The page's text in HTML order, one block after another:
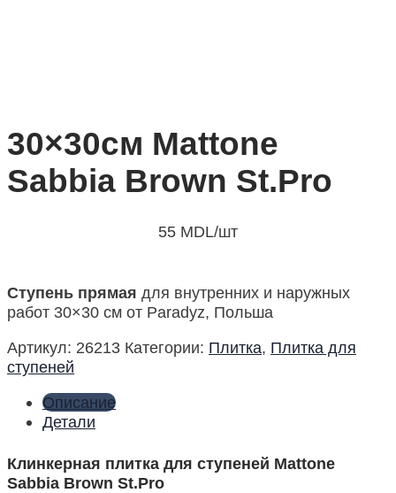
30×30см Mattone
Sabbia Brown St.Pro
55 MDL/шт
Ступень прямая для внутренних и наружных
работ 30×30 см от Paradyz, Польша
Артикул: 26213 Категории: Плитка, Плитка для
ступеней
Описание
Детали
Клинкерная плитка для ступеней Mattone
Sabbia Brown St.Pro